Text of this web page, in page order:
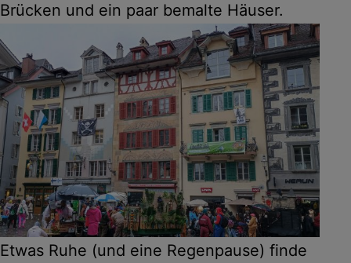
Brücken und ein paar bemalte Häuser.
Etwas Ruhe (und eine Regenpause) finde